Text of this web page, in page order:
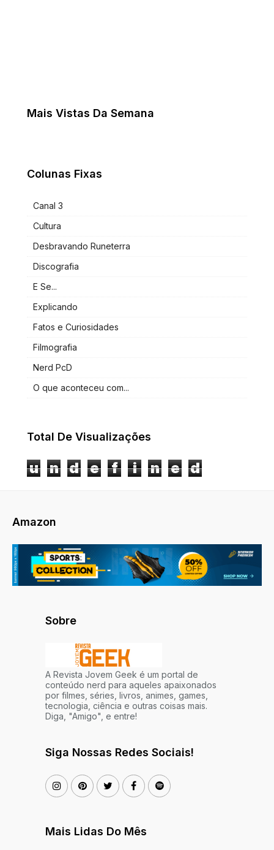
Mais Vistas Da Semana
Colunas Fixas
Canal 3
Cultura
Desbravando Runeterra
Discografia
E Se...
Explicando
Fatos e Curiosidades
Filmografia
Nerd PcD
O que aconteceu com...
Total De Visualizações
u n d e f i n e d
Amazon
Sobre
A Revista Jovem Geek é um portal de
conteúdo nerd para aqueles apaixonados
por filmes, séries, livros, animes, games,
tecnologia, ciência e outras coisas mais.
Diga, "Amigo", e entre!
Siga Nossas Redes Sociais!
Mais Lidas Do Mês